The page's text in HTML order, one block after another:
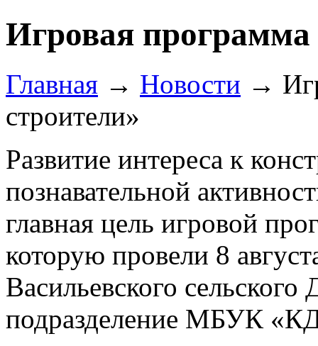
Игровая
Главная → Новости →
строители»
Развитие интереса к
познавательной
главная цель игровой
которую провели 8
Васильевского
подразделение МБУК